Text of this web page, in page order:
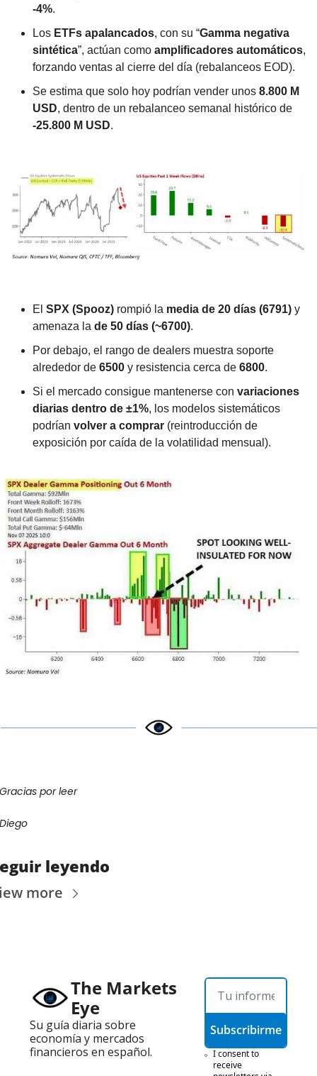
-4%.
Los ETFs apalancados, con su “Gamma negativa
sintética”, actúan como amplificadores automáticos,
forzando ventas al cierre del día (rebalanceos EOD).
Se estima que solo hoy podrían vender unos 8.800 M
USD
, dentro de un rebalanceo semanal histórico de
-25.800 M USD.
El SPX (Spooz) rompió la media de 20 días (6791) y
amenaza la de 50 días (~6700).
Por debajo, el rango de dealers muestra soporte
alrededor de 6500 y resistencia cerca de 6800.
Si el mercado consigue mantenerse con variaciones
diarias dentro de ±1%, los modelos sistemáticos
podrían volver a comprar (reintroducción de
exposición por caída de la volatilidad mensual).
por leer
leyendo
more
The Markets
Eye
Su guía diaria sobre
economía y mercados
financieros en español.
Subscribirme
I consent to
receive